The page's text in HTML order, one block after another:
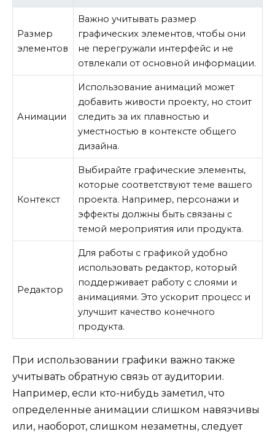
Размер
элементов
Важно учитывать размер
графических элементов, чтобы они
не перегружали интерфейс и не
отвлекали от основной информации.
Анимации
Использование анимаций может
добавить живости проекту, но стоит
следить за их плавностью и
уместностью в контексте общего
дизайна.
Контекст
Выбирайте графические элементы,
которые соответствуют теме вашего
проекта. Например, персонажи и
эффекты должны быть связаны с
темой мероприятия или продукта.
Редактор
Для работы с графикой удобно
использовать редактор, который
поддерживает работу с слоями и
анимациями. Это ускорит процесс и
улучшит качество конечного
продукта.
При использовании графики важно также
учитывать обратную связь от аудитории.
Например, если кто-нибудь заметил, что
определенные анимации слишком навязчивы
или, наоборот, слишком незаметны, следует